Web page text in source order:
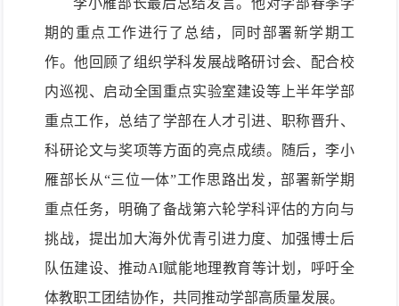
李小雁部长最后总结发言。他对学部春季学
期的重点工作进行了总结，同时部署新学期工
作。他回顾了组织学科发展战略研讨会、配合校
内巡视、启动全国重点实验室建设等上半年学部
重点工作，总结了学部在人才引进、职称晋升、
科研论文与奖项等方面的亮点成绩。随后，李小
雁部长从“三位一体”工作思路出发，部署新学期
重点任务，明确了备战第六轮学科评估的方向与
挑战，提出加大海外优青引进力度、加强博士后
队伍建设、推动AI赋能地理教育等计划，呼吁全
体教职工团结协作，共同推动学部高质量发展。